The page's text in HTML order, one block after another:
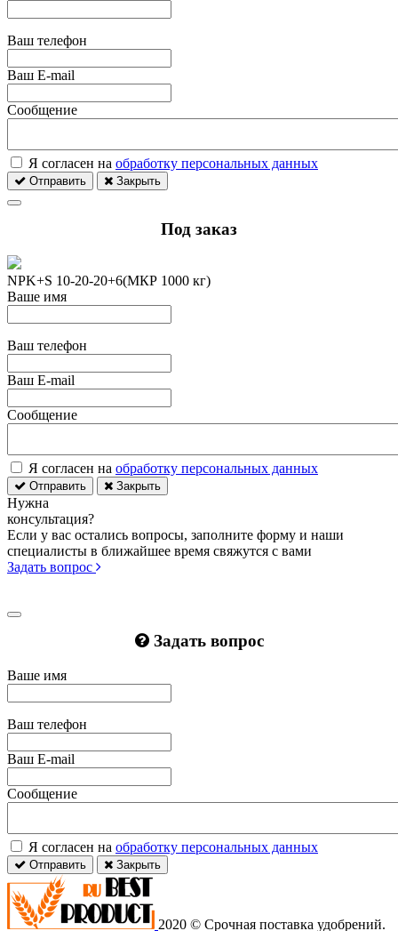
Ваш телефон
Ваш E-mail
Сообщение
Я согласен на обработку персональных данных
Отправить Закрыть
Под заказ
NPK+S 10-20-20+6(МКР 1000 кг)
Ваше имя
Ваш телефон
Ваш E-mail
Сообщение
Я согласен на обработку персональных данных
Отправить Закрыть
Нужна
консультация?
Если у вас остались вопросы, заполните форму и наши
специалисты в ближайшее время свяжутся с вами
Задать вопрос
Задать вопрос
Ваше имя
Ваш телефон
Ваш E-mail
Сообщение
Я согласен на обработку персональных данных
Отправить Закрыть
2020 © Срочная поставка удобрений.